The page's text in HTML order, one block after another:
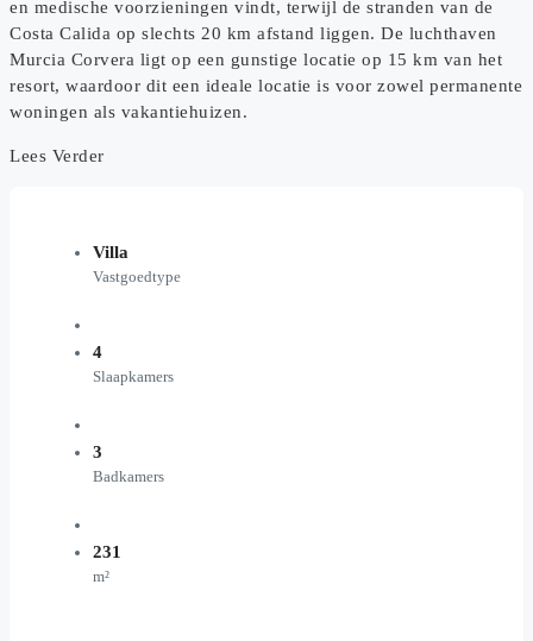
en medische voorzieningen vindt, terwijl de stranden van de
Costa Calida op slechts 20 km afstand liggen. De luchthaven
Murcia Corvera ligt op een gunstige locatie op 15 km van het
resort, waardoor dit een ideale locatie is voor zowel permanente
woningen als vakantiehuizen.
Lees Verder
Villa
Vastgoedtype
4
Slaapkamers
3
Badkamers
231
m²